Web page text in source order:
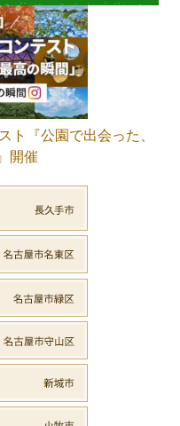
ト『公園で出会った、
開催